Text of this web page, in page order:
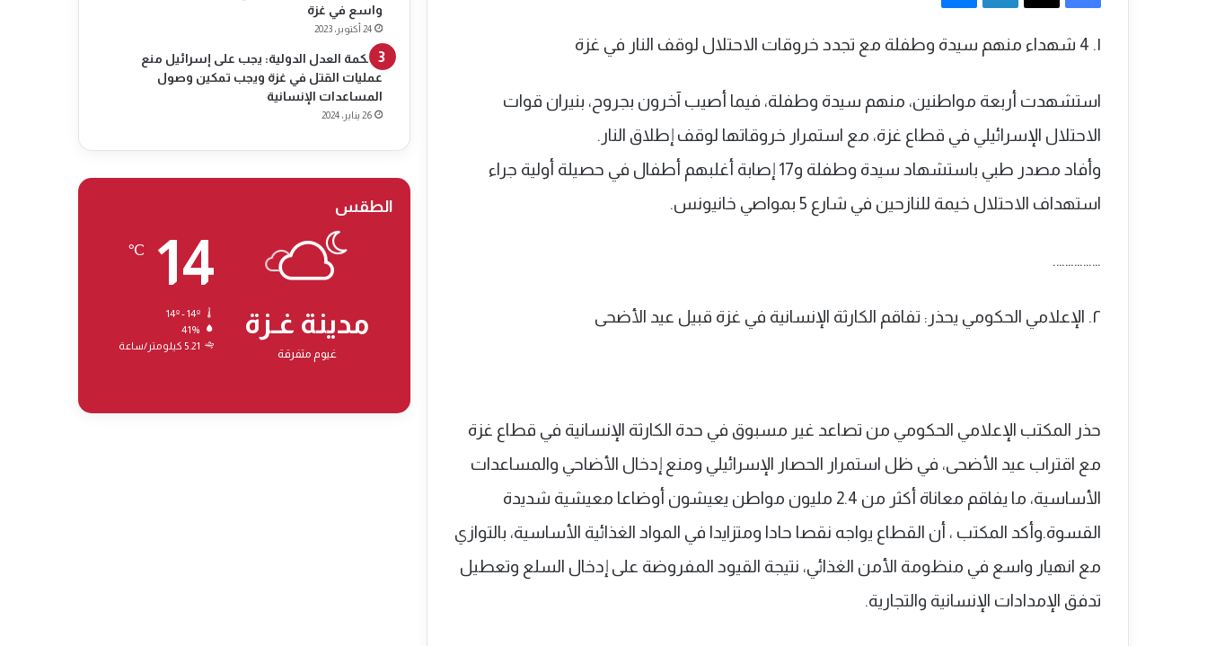
١. 4 شهداء منهم سيدة وطفلة مع تجدد خروقات الاحتلال لوقف النار في غزة
استشهدت أربعة مواطنين، منهم سيدة وطفلة، فيما أصيب آخرون بجروح، بنيران قوات
الاحتلال الإسرائيلي في قطاع غزة، مع استمرار خروقاتها لوقف إطلاق النار.
وأفاد مصدر طبي باستشهاد سيدة وطفلة و17 إصابة أغلبهم أطفال في حصيلة أولية جراء
استهداف الاحتلال خيمة للنازحين في شارع 5 بمواصي خانيونس.
…………….
٢. الإعلامي الحكومي يحذر: تفاقم الكارثة الإنسانية في غزة قبيل عيد الأضحى
حذر المكتب الإعلامي الحكومي من تصاعد غير مسبوق في حدة الكارثة الإنسانية في قطاع غزة
مع اقتراب عيد الأضحى، في ظل استمرار الحصار الإسرائيلي ومنع إدخال الأضاحي والمساعدات
الأساسية، ما يفاقم معاناة أكثر من 2.4 مليون مواطن يعيشون أوضاعا معيشية شديدة
القسوة.وأكد المكتب ، أن القطاع يواجه نقصا حادا ومتزايدا في المواد الغذائية الأساسية، بالتوازي
مع انهيار واسع في منظومة الأمن الغذائي، نتيجة القيود المفروضة على إدخال السلع وتعطيل
تدفق الإمدادات الإنسانية والتجارية.
واسع في غزة
24 أكتوبر، 2023
محكمة العدل الدولية: يجب على إسرائيل منع
عمليات القتل في غزة ويجب تمكين وصول
المساعدات الإنسانية
26 يناير، 2024
الطقس
مدينة غـزة
غيوم متفرقة
14
℃
41%
5.21 كيلومتر/ساعة